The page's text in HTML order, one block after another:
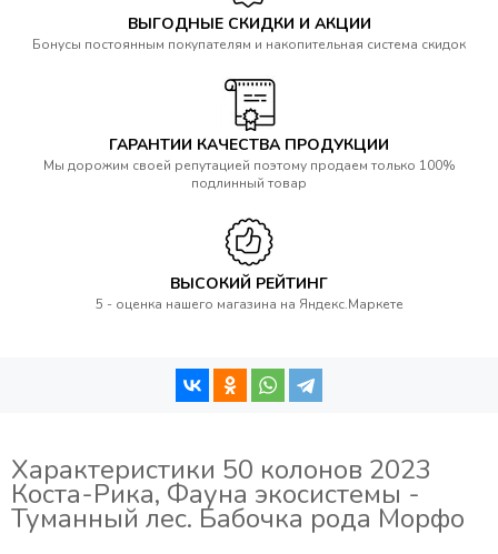
ВЫГОДНЫЕ СКИДКИ И АКЦИИ
Бонусы постоянным покупателям и накопительная система скидок
ГАРАНТИИ КАЧЕСТВА ПРОДУКЦИИ
Мы дорожим своей репутацией поэтому продаем только 100%
подлинный товар
ВЫСОКИЙ РЕЙТИНГ
5 - оценка нашего магазина на Яндекс.Маркете
Характеристики 50 колонов 2023
Коста-Рика, Фауна экосистемы -
Туманный лес. Бабочка рода Морфо